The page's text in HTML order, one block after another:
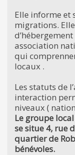
Elle informe et
migrations.
association
qui
locaux .
Les statuts de
interaction
niveaux (
Le groupe
se situe 4, rue
quartier de
bénévoles.